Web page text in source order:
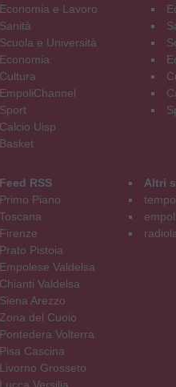
Economia e Lavoro
Sanità
Scuola e Università
Economia
Cultura
EmpoliChannel
Sport
Calcio Uisp
Basket
Feed RSS
Primo Piano
Toscana
Firenze
Prato Pistoia
Empolese Valdelsa
Chianti Valdelsa
Siena Arezzo
Zona del Cuoio
Pontedera Volterra
Pisa Cascina
Livorno Grosseto
Altri